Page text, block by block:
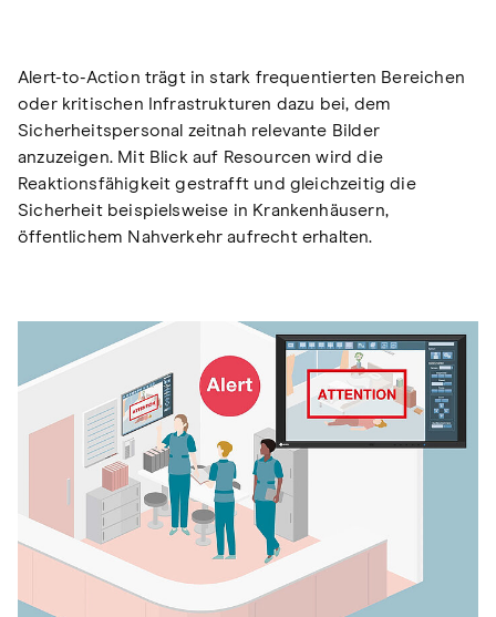
Alert-to-Action trägt in stark frequentierten Bereichen
oder kritischen Infrastrukturen dazu bei, dem
Sicherheitspersonal zeitnah relevante Bilder
anzuzeigen. Mit Blick auf Resourcen wird die
Reaktionsfähigkeit gestrafft und gleichzeitig die
Sicherheit beispielsweise in Krankenhäusern,
öffentlichem Nahverkehr aufrecht erhalten.